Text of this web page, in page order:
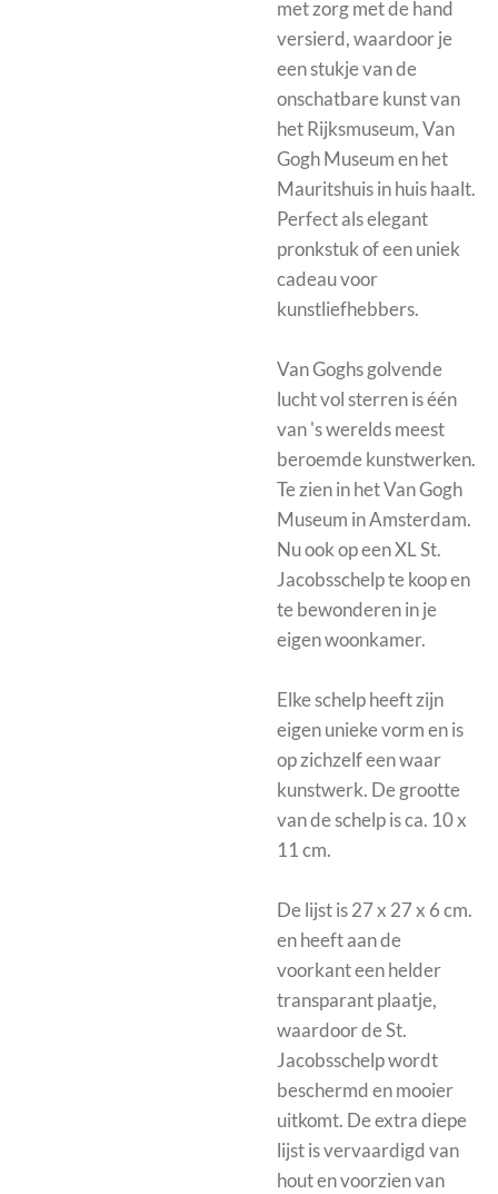
met zorg met de hand
versierd, waardoor je
een stukje van de
onschatbare kunst van
het Rijksmuseum, Van
Gogh Museum en het
Mauritshuis in huis haalt.
Perfect als elegant
pronkstuk of een uniek
cadeau voor
kunstliefhebbers.
Van Goghs golvende
lucht vol sterren is één
van 's werelds meest
beroemde kunstwerken.
Te zien in het Van Gogh
Museum in Amsterdam.
Nu ook op een XL St.
Jacobsschelp te koop en
te bewonderen in je
eigen woonkamer.
Elke schelp heeft zijn
eigen unieke vorm en is
op zichzelf een waar
kunstwerk. De grootte
van de schelp is ca. 10 x
11 cm.
Delijst is 27 x 27 x 6 cm.
en heeft aan de
voorkant een helder
transparant plaatje,
waardoor de St.
Jacobsschelp wordt
beschermd en mooier
uitkomt. De extra diepe
lijst is vervaardigd van
hout en voorzien van